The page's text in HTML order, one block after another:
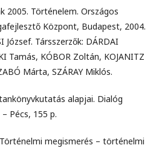
2005. Történelem. Országos
Központ, Budapest, 2004.
József. Társszerzők: DÁRDAI
Tamás, KÓBOR Zoltán, KOJANITZ
Márta, SZÁRAY Miklós.
alapjai. Dialóg
Pécs, 155 p.
megismerés – történelmi